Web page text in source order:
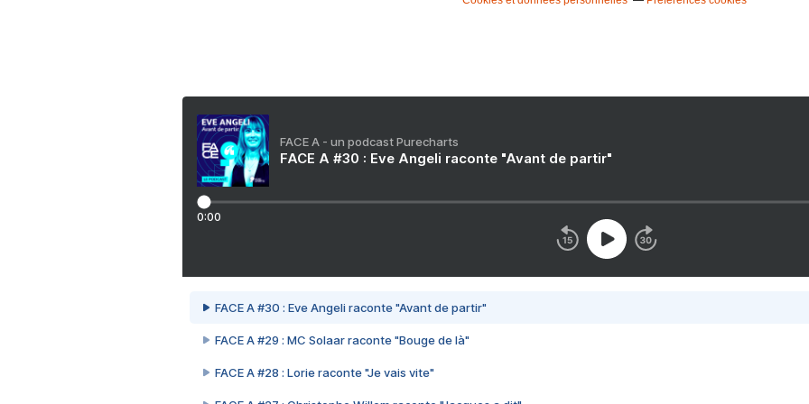
FACE A - un podcast Purecharts
FACE A #30 : Eve Angeli raconte "Avant de partir"
0:00
FACE A #30 : Eve Angeli raconte "Avant de partir"
FACE A #29 : MC Solaar raconte "Bouge de là"
FACE A #28 : Lorie raconte "Je vais vite"